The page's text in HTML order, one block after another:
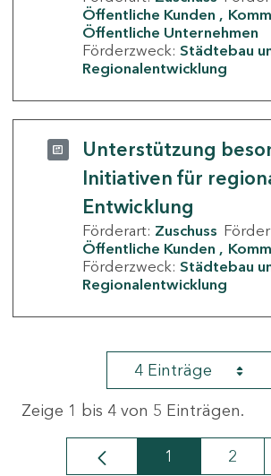
Öffentliche Kunden
Öffentliche Unternehmen
Förderzweck: Städtebau
Regionalentwicklung
Unterstützung
Initiativen für
Entwicklung
Förderart: Zuschuss
Öffentliche Kunden
Förderzweck: Städtebau
Regionalentwicklung
4 Einträge
Zeige 1 bis 4 von 5 Einträgen.
Seite
1 Seite
2